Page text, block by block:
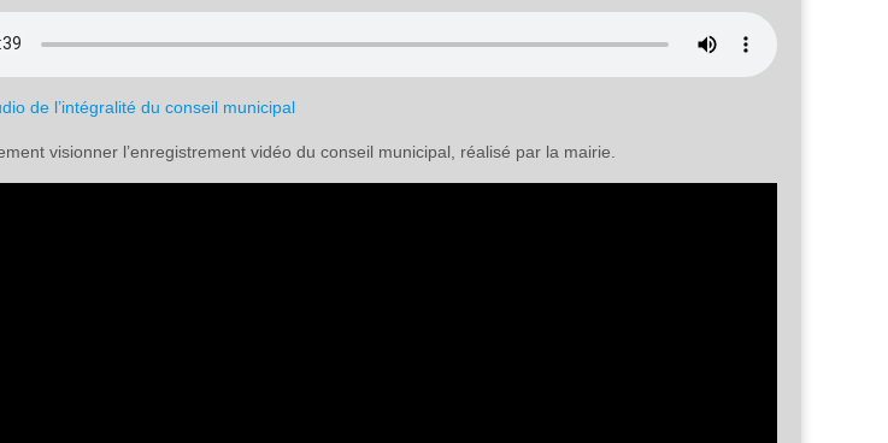
de l’intégralité du conseil municipal
visionner l’enregistrement vidéo du conseil municipal, réalisé par la mairie.